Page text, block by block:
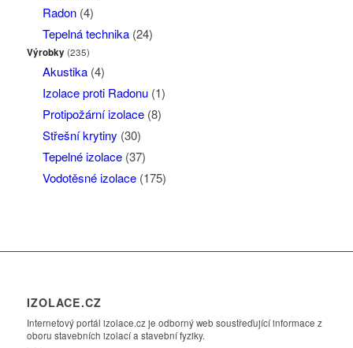
Radon(4)
Tepelná technika(24)
Výrobky(235)
Akustika(4)
Izolace proti Radonu(1)
Protipožární izolace(8)
Střešní krytiny (30)
Tepelné izolace(37)
Vodotěsné izolace(175)
IZOLACE.CZ
Internetový portál izolace.cz je odborný web soustřeďující informace z
oboru stavebních izolací a stavební fyziky.